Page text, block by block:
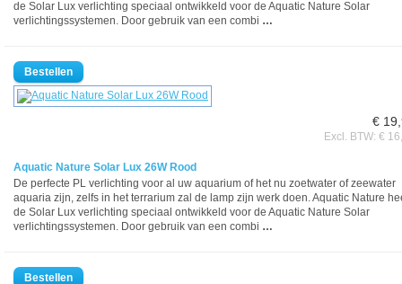
de Solar Lux verlichting speciaal ontwikkeld voor de Aquatic Nature Solar
verlichtingssystemen. Door gebruik van een combi …
€
Excl. BTW: €
Aquatic Nature Solar Lux 26W Rood
De perfecte PL verlichting voor al uw aquarium of het nu zoetwater of zeewater
aquaria zijn, zelfs in het terrarium zal de lamp zijn werk doen. Aquatic Nature
de Solar Lux verlichting speciaal ontwikkeld voor de Aquatic Nature Solar
verlichtingssystemen. Door gebruik van een combi …